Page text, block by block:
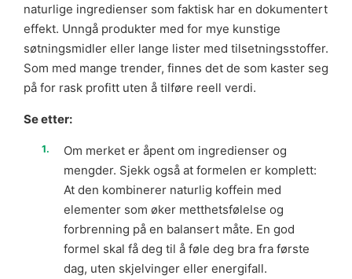
naturlige ingredienser som faktisk har en dokumentert
effekt. Unngå produkter med for mye kunstige
søtningsmidler eller lange lister med tilsetningsstoffer.
Som med mange trender, finnes det de som kaster seg
på for rask profitt uten å tilføre reell verdi.
Se etter:
Om merket er åpent om ingredienser og
mengder. Sjekk også at formelen er komplett:
At den kombinerer naturlig koffein med
elementer som øker metthetsfølelse og
forbrenning på en balansert måte. En god
formel skal få deg til å føle deg bra fra første
dag, uten skjelvinger eller energifall.